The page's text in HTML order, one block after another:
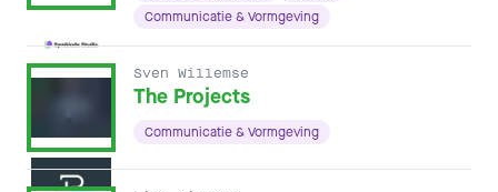
Communicatie & Vormgeving
Sven Willemse
The Projects
Communicatie & Vormgeving